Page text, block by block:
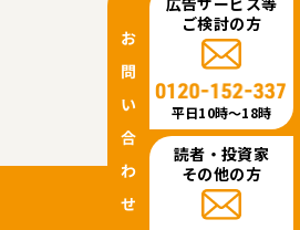
ご検討の方
平日10時〜18時
読者・投資家
その他の方